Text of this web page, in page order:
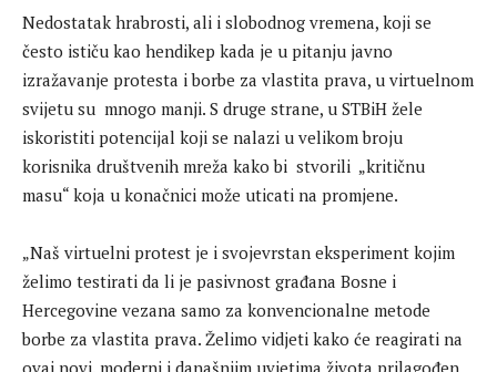
Nedostatak hrabrosti, ali i slobodnog vremena, koji se
često ističu kao hendikep kada je u pitanju javno
izražavanje protesta i borbe za vlastita prava, u virtuelnom
svijetu su mnogo manji. S druge strane, u STBiH žele
iskoristiti potencijal koji se nalazi u velikom broju
korisnika društvenih mreža kako bi stvorili „kritičnu
masu“ koja u konačnici može uticati na promjene.
„Naš virtuelni protest je i svojevrstan eksperiment kojim
želimo testirati da li je pasivnost građana Bosne i
Hercegovine vezana samo za konvencionalne metode
borbe za vlastita prava. Želimo vidjeti kako će reagirati na
ovaj novi, moderni i današnjim uvjetima života prilagođen